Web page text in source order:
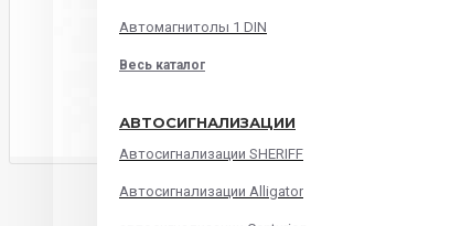
Автомагнитолы 1 DIN
Весь каталог
АВТОСИГНАЛИЗАЦИИ
Автосигнализации SHERIFF
Автосигнализации Alligator
ОПИСАНИЕ ХАРАКТЕРИСТИКИ